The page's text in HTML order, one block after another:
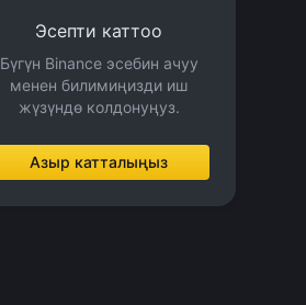
Эсепти каттоо
Бүгүн Binance эсебин ачуу
менен билимиңизди иш
жүзүндө колдонуңуз.
Азыр катталыңыз